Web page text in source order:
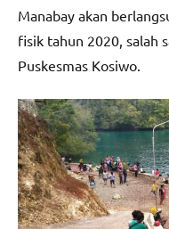
Manabay akan
fisik tahun 2020, salah
Puskesmas Kosiwo.